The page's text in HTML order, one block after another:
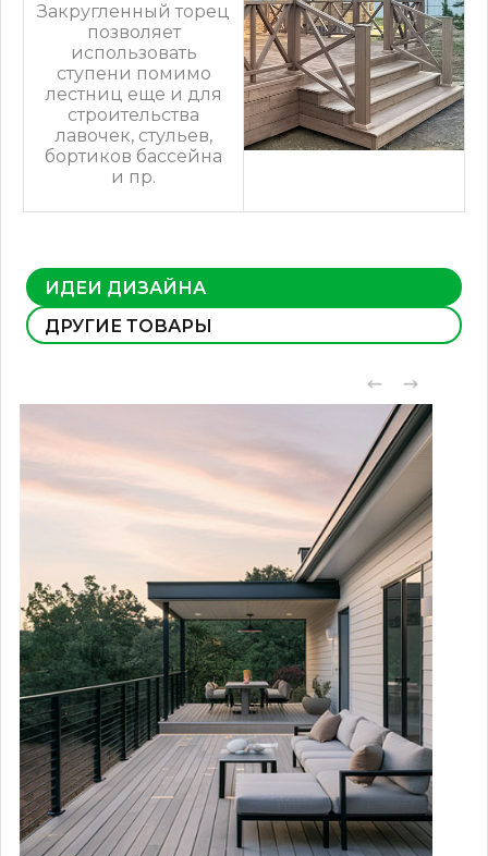
Закругленный торец
позволяет
использовать
ступени помимо
лестниц еще и для
строительства
лавочек, стульев,
бортиков бассейна
и пр.
ИДЕИ ДИЗАЙНА
ДРУГИЕ ТОВАРЫ